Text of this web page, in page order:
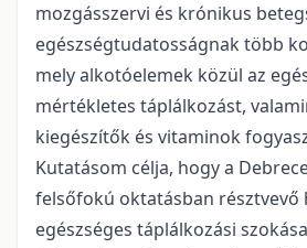
mozgásszervi és krónikus
egészségtudatosságnak több
mely alkotóelemek közül az
mértékletes táplálkozást,
kiegészítők és vitaminok
Kutatásom célja, hogy a
felsőfokú oktatásban résztvevő
egészséges táplálkozási